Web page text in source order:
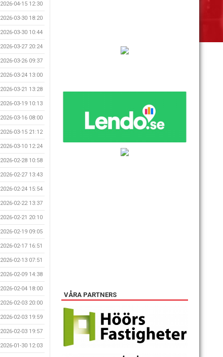
2026-04-15 12:30
2026-03-30 18:20
2026-03-30 10:44
2026-03-27 20:24
2026-03-26 09:37
2026-03-24 13:00
2026-03-21 13:28
2026-03-19 10:13
2026-03-16 08:00
2026-03-15 21:12
2026-03-10 12:24
2026-02-28 10:58
2026-02-27 13:43
2026-02-24 15:54
2026-02-22 13:37
2026-02-21 20:10
2026-02-19 09:05
2026-02-17 16:51
2026-02-13 07:51
2026-02-09 14:38
2026-02-04 18:00
2026-02-03 20:00
2026-02-03 19:59
2026-02-03 19:57
2026-01-30 12:03
VÅRA PARTNERS